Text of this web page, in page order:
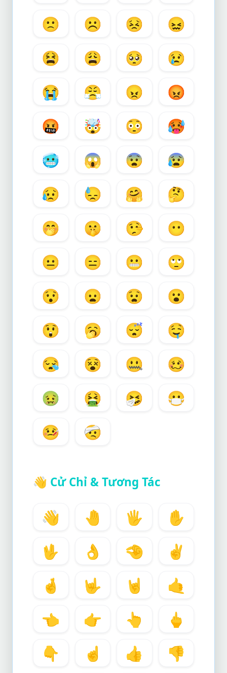
🙁
☹️ 😣
😖
😫
😩 🥺
😢
😭
😤 😠
😡
🤬
🤯 😳
🥵
🥶
😱 😨
😰
😥
😓 🤗
🤔
🤭
🤫 🤥
😶
😐
😑 😬
🙄
😯
😦 😧
😮
😲
🥱 😴
🤤
😪
😵 🤐
🥴
🤢
🤮 🤧
😷
🤒
🤕
👋 Cử Chỉ & Tương Tác
👋 🤚 🖐️
✋
🖖
👌 🤏
✌️
🤞
🤟 🤘
🤙
👈
👉 👆
🖕
👇
☝️ 👍 👎